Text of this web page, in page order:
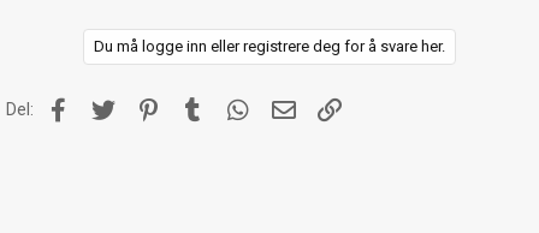
Du må logge inn eller registrere deg for å svare her.
Del: Facebook
Twitter PinterestTumblr WhatsApp
E-postLink